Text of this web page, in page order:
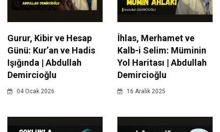
Gurur, Kibir ve Hesap
Günü: Kur’an ve Hadis
Işığında | Abdullah
Demircioğlu
04 Ocak 2026
İhlas, Merhamet ve
Kalb-i Selim: Müminin
Yol Haritası | Abdullah
Demircioğlu
16 Aralik 2025